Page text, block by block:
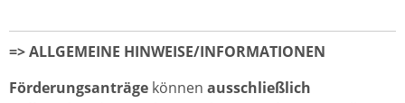
=> ALLGEMEINE HINWEISE/INFORMATIONEN
Förderungsanträge können ausschließlich